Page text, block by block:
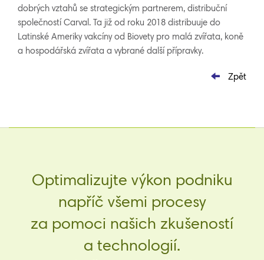
dobrých vztahů se strategickým partnerem, distribuční
společností Carval. Ta již od roku 2018 distribuuje do
Latinské Ameriky vakcíny od Biovety pro malá zvířata, koně
a hospodářská zvířata a vybrané další přípravky.
Zpět
Optimalizujte výkon podniku
napříč všemi procesy
za pomoci našich zkušeností
a technologií.